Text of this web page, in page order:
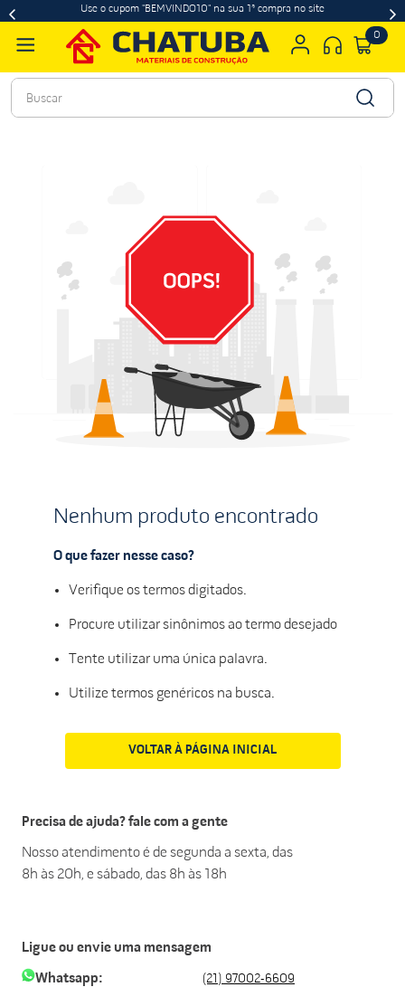
Use o cupom "BEMVINDO10" na sua 1ª compra no site
0
Buscar
Nenhum produto encontrado
O que fazer nesse caso?
Verifique os termos digitados.
Procure utilizar sinônimos ao termo desejado
Tente utilizar uma única palavra.
Utilize termos genéricos na busca.
VOLTAR À PÁGINA INICIAL
Precisa de ajuda? fale com a gente
Nosso atendimento é de segunda a sexta, das
8h às 20h, e sábado, das 8h às 18h
Ligue ou envie uma mensagem
Whatsapp: (21) 97002-6609